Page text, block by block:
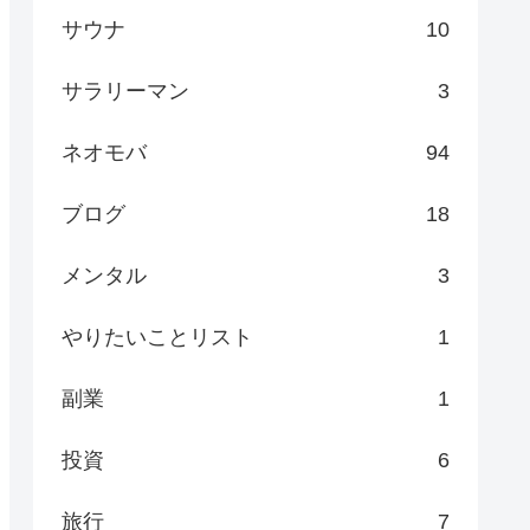
サウナ 10
サラリーマン 3
ネオモバ 94
ブログ 18
メンタル 3
やりたいことリスト 1
副業 1
投資 6
旅行 7